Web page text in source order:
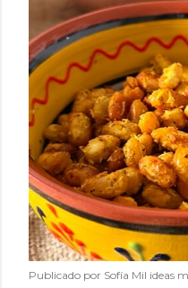
Publicado por Sofía Mil ideas